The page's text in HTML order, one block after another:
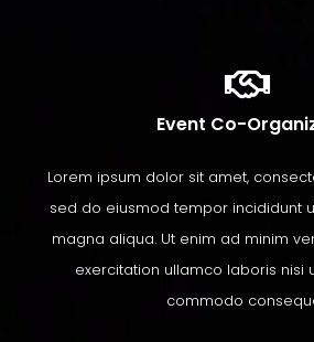
Event Co-
Lorem ipsum dolor sit amet,
sed do eiusmod tempor incididunt
magna aliqua. Ut enim ad minim
exercitation ullamco laboris nisi
commodo